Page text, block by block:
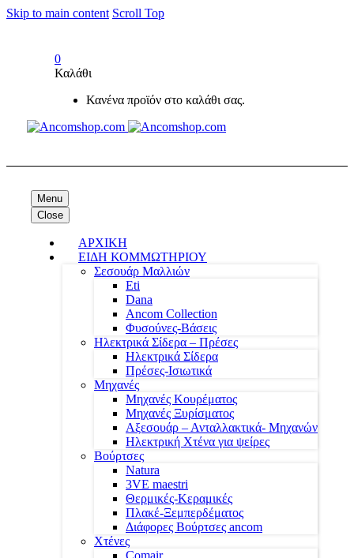
Skip to main content Scroll Top
0
Καλάθι
Κανένα προϊόν στο καλάθι σας.
Menu
Close
ΑΡΧΙΚΗ
ΕΙΔΗ ΚΟΜΜΩΤΗΡΙΟΥ
Σεσουάρ Μαλλιών
Eti
Dana
Ancom Collection
Φυσούνες-Βάσεις
Ηλεκτρικά Σίδερα – Πρέσες
Ηλεκτρικά Σίδερα
Πρέσες-Ισιωτικά
Μηχανές
Μηχανές Κουρέματος
Μηχανές Ξυρίσματος
Αξεσουάρ – Ανταλλακτικά- Μηχανών
Ηλεκτρική Χτένα για ψείρες
Βούρτσες
Natura
3VE maestri
Θερμικές-Κεραμικές
Πλακέ-Ξεμπερδέματος
Διάφορες Βούρτσες ancom
Χτένες
Comair